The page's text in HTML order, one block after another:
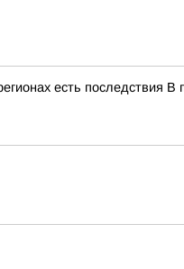
есть последствия